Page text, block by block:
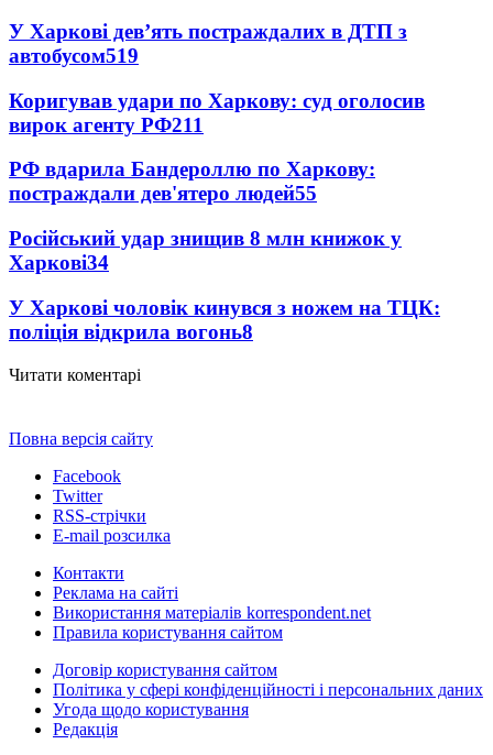
У Харкові дев’ять постраждалих в ДТП з
автобусом519
Коригував удари по Харкову: суд оголосив
вирок агенту РФ211
РФ вдарила Бандероллю по Харкову:
постраждали дев'ятеро людей55
Російський удар знищив 8 млн книжок у
Харкові34
У Харкові чоловік кинувся з ножем на ТЦК:
поліція відкрила вогонь8
Читати коментарі
Повна версія сайту
Facebook
Twitter
RSS-стрічки
E-mail розсилка
Контакти
Реклама на сайті
Використання матеріалів korrespondent.net
Правила користування сайтом
Договір користування сайтом
Політика у сфері конфіденційності і персональних даних
Угода щодо користування
Редакція